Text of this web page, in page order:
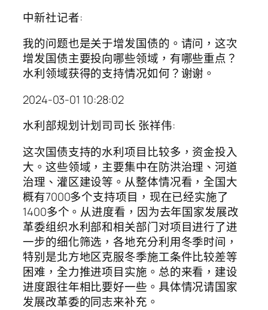
中新社记者:
我的问题也是关于增发国债的。请问，这次
增发国债主要投向哪些领域，有哪些重点？
水利领域获得的支持情况如何？谢谢。
2024-03-01 10:28:02
水利部规划计划司司长 张祥伟:
这次国债支持的水利项目比较多，资金投入
大。这些领域，主要集中在防洪治理、河道
治理、灌区建设等。从整体情况看，全国大
概有7000多个支持项目，现在已经实施了
1400多个。从进度看，因为去年国家发展改
革委组织水利部和相关部门对项目进行了进
一步的细化筛选，各地充分利用冬季时间，
特别是北方地区克服冬季施工条件比较差等
困难，全力推进项目实施。总的来看，建设
进度跟往年相比要好一些。具体情况请国家
发展改革委的同志来补充。